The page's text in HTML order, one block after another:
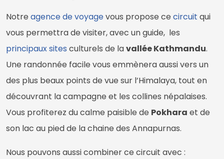
Notre agence de voyagevous propose ce circuit qui
vous permettra de visiter, avec un guide, les
principaux sites culturels de lavallée Kathmandu.
Une randonnée facile vous emmènera aussi vers un
des plus beaux points de vue sur l’Himalaya, tout en
découvrant la campagne et les collines népalaises.
Vous profiterez du calme paisible de Pokhara et de
son lac au pied de la chaine des Annapurnas.
Nous pouvons aussi combiner ce circuit avec :